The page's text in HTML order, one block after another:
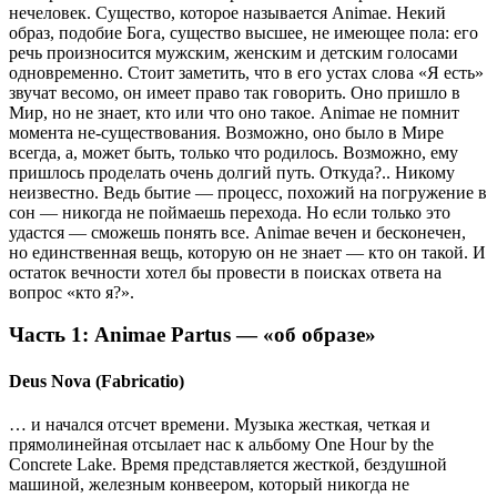
нечеловек. Существо, которое называется Animae. Некий
образ, подобие Бога, существо высшее, не имеющее пола: его
речь произносится мужским, женским и детским голосами
одновременно. Стоит заметить, что в его устах слова «Я есть»
звучат весомо, он имеет право так говорить. Оно пришло в
Мир, но не знает, кто или что оно такое. Animae не помнит
момента не-существования. Возможно, оно было в Мире
всегда, а, может быть, только что родилось. Возможно, ему
пришлось проделать очень долгий путь. Откуда?.. Никому
неизвестно. Ведь бытие — процесс, похожий на погружение в
сон — никогда не поймаешь перехода. Но если только это
удастся — сможешь понять все. Animae вечен и бесконечен,
но единственная вещь, которую он не знает — кто он такой. И
остаток вечности хотел бы провести в поисках ответа на
вопрос «кто я?».
Часть 1: Animae Partus — «об образе»
Deus Nova (Fabricatio)
… и начался отсчет времени. Музыка жесткая, четкая и
прямолинейная отсылает нас к альбому One Hour by the
Concrete Lake. Время представляется жесткой, бездушной
машиной, железным конвеером, который никогда не